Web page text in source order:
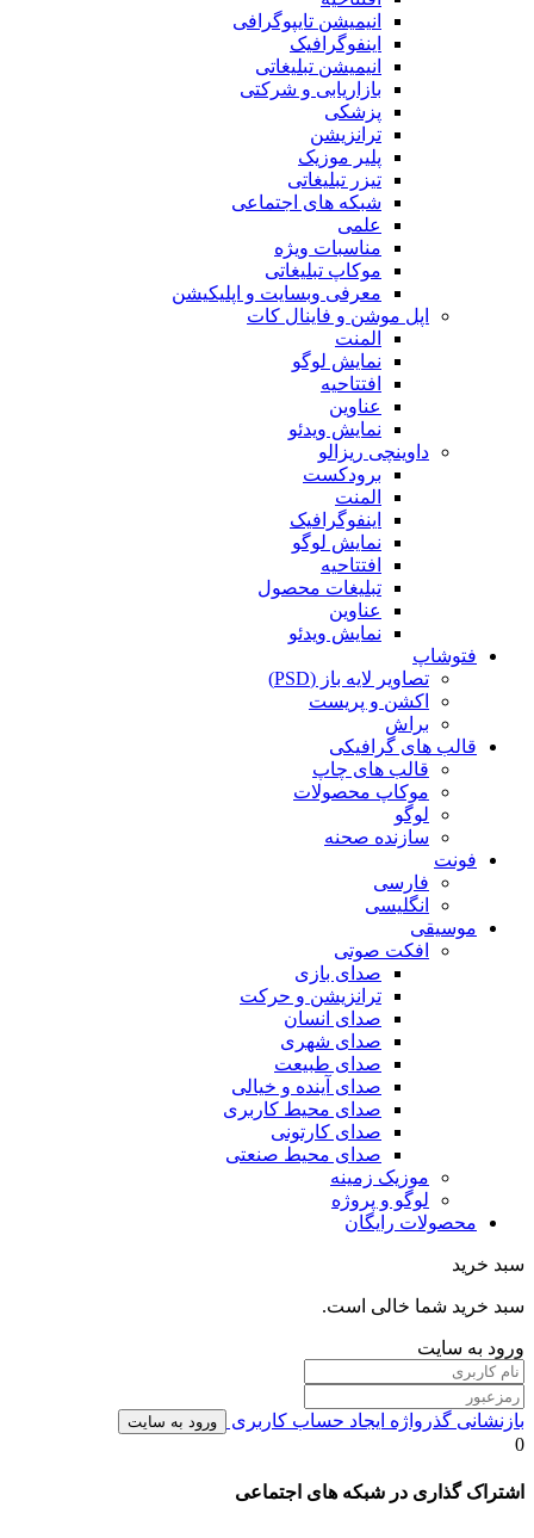
انیمیشن تایپوگرافی
اینفوگرافیک
انیمیشن تبلیغاتی
بازاریابی و شرکتی
پزشکی
ترانزیشن
پلیر موزیک
تیزر تبلیغاتی
شبکه های اجتماعی
علمی
مناسبات ویژه
موکاپ تبلیغاتی
معرفی وبسایت و اپلیکیشن
اپل موشن و فاینال کات
المنت
نمایش لوگو
افتتاحیه
عناوین
نمایش ویدئو
داوینچی ریزالو
برودکست
المنت
اینفوگرافیک
نمایش لوگو
افتتاحیه
تبلیغات محصول
عناوین
نمایش ویدئو
فتوشاپ
تصاویر لایه باز (PSD)
اکشن و پریست
براش
قالب های گرافیکی
قالب های چاپ
موکاپ محصولات
لوگو
سازنده صحنه
فونت
فارسی
انگلیسی
موسیقی
افکت صوتی
صدای بازی
ترانزیشن و حرکت
صدای انسان
صدای شهری
صدای طبیعت
صدای آینده و خیالی
صدای محیط کاربری
صدای کارتونی
صدای محیط صنعتی
موزیک زمینه
لوگو و پروژه
محصولات رایگان
سبد خرید
سبد خرید شما خالی است.
ورود به سایت
بازنشانی گذرواژه ایجاد حساب کاربری ورود به سایت
0
اشتراک گذاری در شبکه های اجتماعی